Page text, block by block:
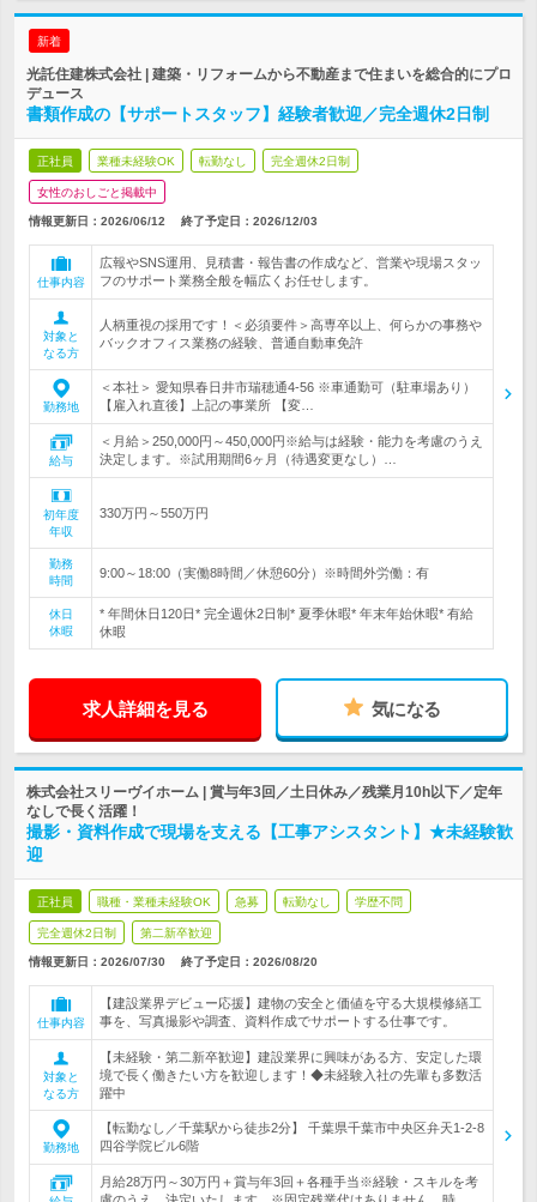
新着
光託住建株式会社 | 建築・リフォームから不動産まで住まいを総合的にプロ
デュース
書類作成の【サポートスタッフ】経験者歓迎／完全週休2日制
正社員 業種未経験OK 転勤なし 完全週休2日制
女性のおしごと掲載中
情報更新日：2026/06/12 終了予定日： 2026/12/03
仕事内容
広報やSNS運用、見積書・報告書の作成など、営業や現場スタッ
フのサポート業務全般を幅広くお任せします。
対象と
なる方
人柄重視の採用です！＜必須要件＞高専卒以上、何らかの事務や
バックオフィス業務の経験、普通自動車免許
勤務地
＜本社＞ 愛知県春日井市瑞穂通4-56 ※車通勤可（駐車場あり）
【雇入れ直後】上記の事業所 【変…
給与
＜月給＞250,000円～450,000円※給与は経験・能力を考慮のうえ
決定します。※試用期間6ヶ月（待遇変更なし）…
初年度
年収
330万円～550万円
勤務
時間
9:00～18:00（実働8時間／休憩60分）※時間外労働：有
休日
休暇
* 年間休日120日* 完全週休2日制* 夏季休暇* 年末年始休暇* 有給
休暇
求人詳細を見る 気になる
株式会社スリーヴイホーム | 賞与年3回／土日休み／残業月10h以下／定年
なしで長く活躍！
撮影・資料作成で現場を支える【工事アシスタント】★未経験歓
迎
正社員 職種・業種未経験OK 急募 転勤なし 学歴不問
完全週休2日制 第二新卒歓迎
情報更新日：2026/07/30 終了予定日： 2026/08/20
仕事内容
【建設業界デビュー応援】建物の安全と価値を守る大規模修繕工
事を、写真撮影や調査、資料作成でサポートする仕事です。
対象と
なる方
【未経験・第二新卒歓迎】建設業界に興味がある方、安定した環
境で長く働きたい方を歓迎します！◆未経験入社の先輩も多数活
躍中
勤務地
【転勤なし／千葉駅から徒歩2分】 千葉県千葉市中央区弁天1-2-8
四谷学院ビル6階
月給28万円～30万円＋賞与年3回＋各種手当※経験・スキルを考